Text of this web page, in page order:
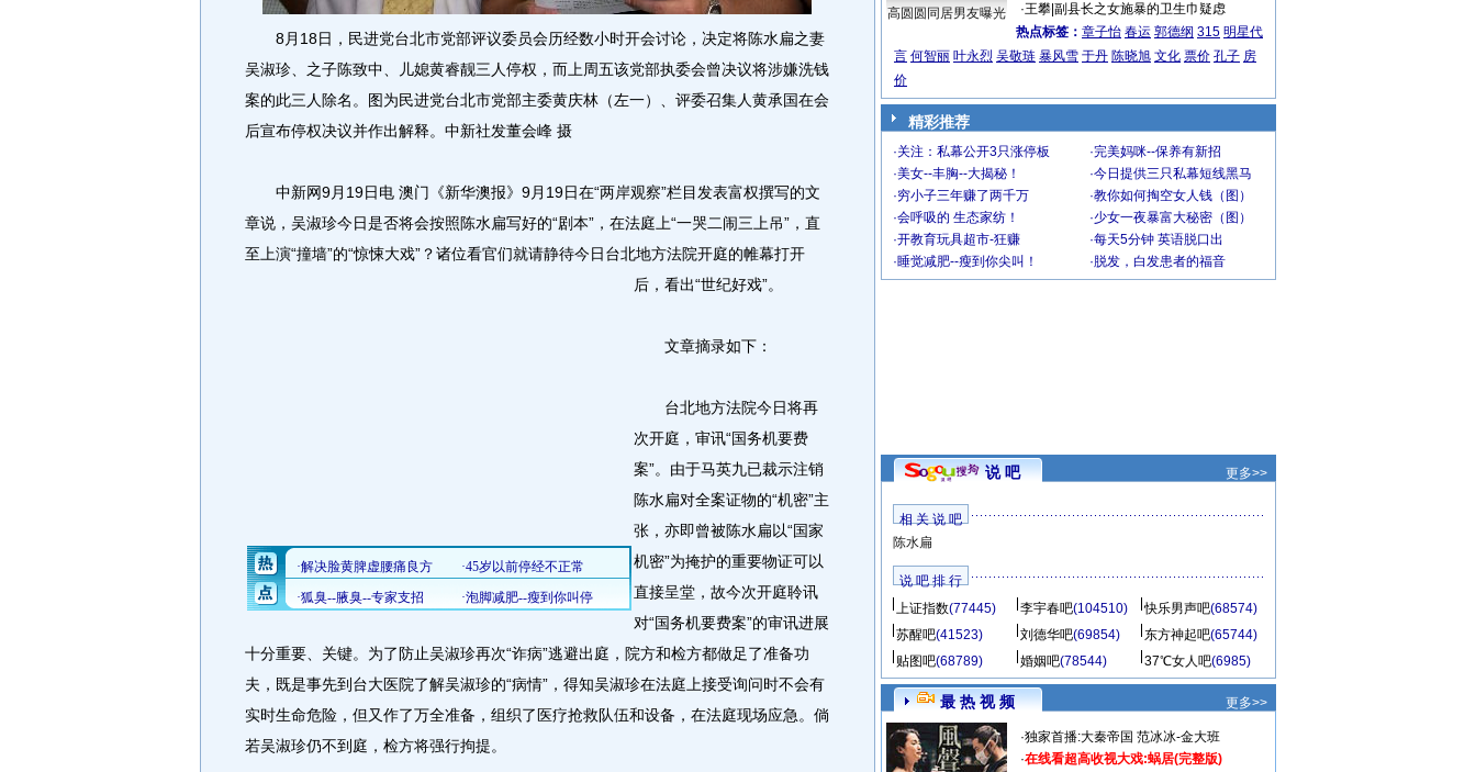
8月18日，民进党台北市党部评议委员会历经数小时开会讨论，决定将陈水扁之妻
吴淑珍、之子陈致中、儿媳黄睿靓三人停权，而上周五该党部执委会曾决议将涉嫌洗钱
案的此三人除名。图为民进党台北市党部主委黄庆林（左一）、评委召集人黄承国在会
后宣布停权决议并作出解释。中新社发董会峰 摄
中新网9月19日电 澳门《新华澳报》9月19日在“两岸观察”栏目发表富权撰写的文
章说，吴淑珍今日是否将会按照陈水扁写好的“剧本”，在法庭上“一哭二闹三上吊”，直
至上演“撞墙”的“惊悚大戏”？诸位看官们就请静待今日台北地方法院开庭的帷幕打开
后，看出“世纪好戏”。
文章摘录如下：
台北地方法院今日将再
次开庭，审讯“国务机要费
案”。由于马英九已裁示注销
陈水扁对全案证物的“机密”主
张，亦即曾被陈水扁以“国家
机密”为掩护的重要物证可以
直接呈堂，故今次开庭聆讯
对“国务机要费案”的审讯进展
十分重要、关键。为了防止吴淑珍再次“诈病”逃避出庭，院方和检方都做足了准备功
夫，既是事先到台大医院了解吴淑珍的“病情”，得知吴淑珍在法庭上接受询问时不会有
实时生命危险，但又作了万全准备，组织了医疗抢救队伍和设备，在法庭现场应急。倘
若吴淑珍仍不到庭，检方将强行拘提。
高圆圆同居男友曝光
·王攀| 副县长之女施暴的卫生巾疑虑
热点标签： 章子怡 春运 郭德纲 315 明星代
言 何智丽 叶永烈 吴敬琏 暴风雪 于丹 陈晓旭 文化 票价 孔子 房
价
精彩推荐
·关注：私幕公开3只涨停板 ·完美妈咪--保养有新招
·美女--丰胸--大揭秘！ ·今日提供三只私幕短线黑马
·穷小子三年赚了两千万 ·教你如何掏空女人钱（图）
·会呼吸的 生态家纺！ ·少女一夜暴富大秘密（图）
·开教育玩具超市-狂赚 ·每天5分钟 英语脱口出
·睡觉减肥--瘦到你尖叫！ · 脱发，白发患者的福音
说 吧 更多>>
相 关 说 吧
陈水扁
说 吧 排 行
上证指数(77445) 李宇春吧(104510) 快乐男声吧(68574)
苏醒吧(41523) 刘德华吧(69854) 东方神起吧(65744)
贴图吧(68789) 婚姻吧(78544) 37℃女人吧(6985)
最 热 视 频 更多>>
·独家首播:大秦帝国 范冰冰-金大班
·在线看超高收视大戏:蜗居(完整版)